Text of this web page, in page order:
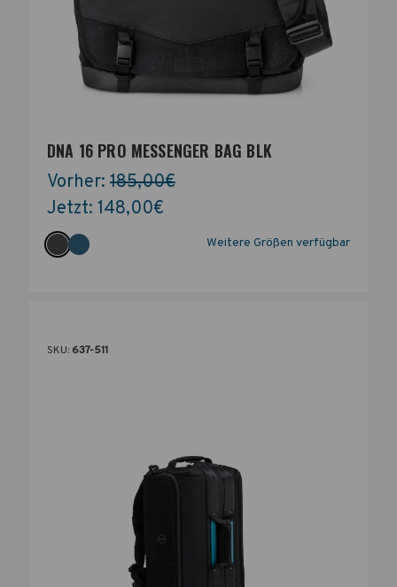
DNA 16 PRO MESSENGER BAG BLK
Vorher: 185,00€
Jetzt: 148,00€
Weitere Größen verfügbar
SKU: 637-511